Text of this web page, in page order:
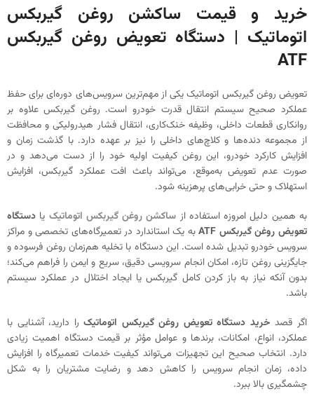
خرید و قیمت ساکشن روغن گیربکس
اتوماتیک | دستگاه تعویض روغن گیربکس
ATF
تعویض روغن گیربکس اتوماتیک یکی از مهم‌ترین سرویس‌های دوره‌ای برای حفظ
عملکرد صحیح سیستم انتقال قدرت خودرو است. روغن گیربکس علاوه بر
روانکاری قطعات داخلی، وظیفه خنک‌کاری، انتقال فشار هیدرولیکی و محافظت
از مجموعه دنده‌ها و کلاچ‌های داخلی را نیز بر عهده دارد. با گذشت زمان و
افزایش کارکرد خودرو، این روغن کیفیت اولیه خود را از دست می‌دهد و در
صورت عدم تعویض به‌موقع، می‌تواند باعث افت عملکرد گیربکس، افزایش
استهلاک و حتی خرابی‌های پرهزینه شود.
به همین دلیل امروزه استفاده از ساکشن روغن گیربکس اتوماتیک یا دستگاه
تعویض روغن گیربکس ATF
به یک استاندارد در تعمیرگاه‌های تخصصی و مراکز
سرویس خودرو تبدیل شده است. این دستگاه با تخلیه هم‌زمان روغن فرسوده و
جایگزینی روغن تازه، امکان انجام سرویسی دقیق، سریع و ایمن را فراهم می‌کند؛
بدون آنکه نیاز به باز کردن کامل گیربکس یا ایجاد اختلال در عملکرد سیستم
باشد.
اگر قصد خرید دستگاه تعویض روغن گیربکس اتوماتیکرا دارید، آشنایی با
عملکرد، انواع، امکانات، برندها و عوامل مؤثر بر قیمت دستگاه اهمیت زیادی
دارد. انتخاب صحیح این تجهیزات می‌تواند کیفیت خدمات تعمیرگاه را افزایش
داده، زمان انجام سرویس را کاهش دهد و رضایت مشتریان را به شکل
چشمگیری بالا ببرد.